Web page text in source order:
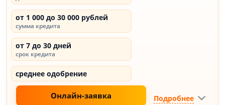
от 1 000 до 30 000 рублей
сумма кредита
от 7 до 30 дней
срок кредита
среднее одобрение
Онлайн-заявка Подробнее